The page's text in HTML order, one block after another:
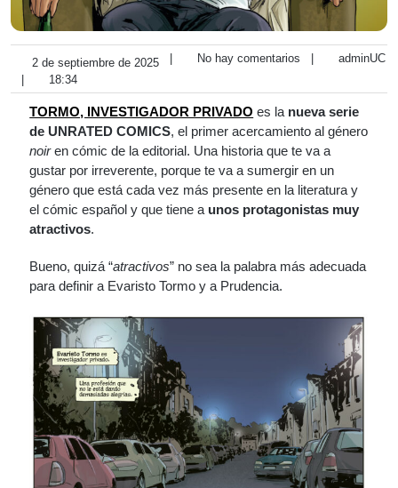
2 de septiembre de 2025 No hay comentarios
adminUC
|
18:34
TORMO, INVESTIGADOR PRIVADO es la nueva serie
de UNRATED COMICS, el primer acercamiento al género
noiren cómic de la editorial. Una historia que te va a
gustar por irreverente, porque te va a sumergir en un
género que está cada vez más presente en la literatura y
el cómic español y que tiene a unos protagonistas muy
atractivos.
Bueno, quizá “atractivos” no sea la palabra más adecuada
para definir a Evaristo Tormo y a Prudencia.